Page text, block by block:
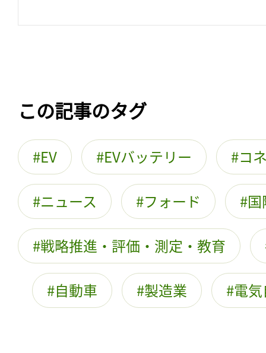
この記事のタグ
EV EVバッテリー コ
ニュース フォード
戦略推進・評価・測定・教育
自動車 製造業 電